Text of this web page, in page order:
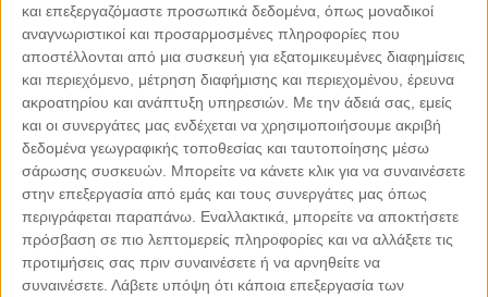
και επεξεργαζόμαστε προσωπικά δεδομένα, όπως μοναδικοί
αναγνωριστικοί και προσαρμοσμένες πληροφορίες που
αποστέλλονται από μια συσκευή για εξατομικευμένες διαφημίσεις
και περιεχόμενο, μέτρηση διαφήμισης και περιεχομένου, έρευνα
ακροατηρίου και ανάπτυξη υπηρεσιών. Με την άδειά σας, εμείς
και οι συνεργάτες μας ενδέχεται να χρησιμοποιήσουμε ακριβή
δεδομένα γεωγραφικής τοποθεσίας και ταυτοποίησης μέσω
σάρωσης συσκευών. Μπορείτε να κάνετε κλικ για να συναινέσετε
στην επεξεργασία από εμάς και τους συνεργάτες μας όπως
περιγράφεται παραπάνω. Εναλλακτικά, μπορείτε να αποκτήσετε
πρόσβαση σε πιο λεπτομερείς πληροφορίες και να αλλάξετε τις
προτιμήσεις σας πριν συναινέσετε ή να αρνηθείτε να
συναινέσετε. Λάβετε υπόψη ότι κάποια επεξεργασία των
Leaflet| ©OpenStreetMapcontributors